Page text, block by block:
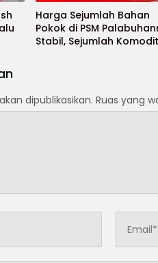
Harga Sejumlah Bahan
Pokok di PSM
Stabil, Sejumlah
dipublikasikan. Ruas yang